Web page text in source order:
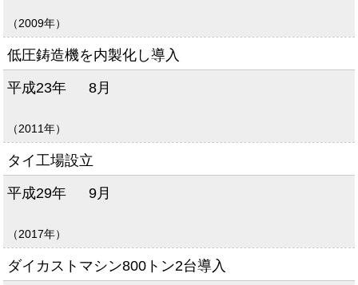
（2009年）
低圧鋳造機を内製化し導入
平成23年 8月
（2011年）
タイ工場設立
平成29年 9月
（2017年）
ダイカストマシン800トン2台導入